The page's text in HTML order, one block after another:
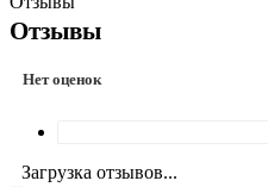
Отзывы
Нет оценок
Загрузка отзывов...